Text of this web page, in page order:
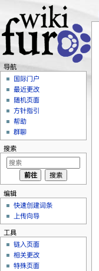
导航
国际门户
最近更改
随机页面
方针指引
帮助
群聊
搜索
编辑
快速创建词条
上传向导
工具
链入页面
相关更改
特殊页面